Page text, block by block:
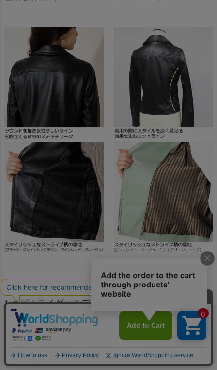
詳細画像コメント
1.ダブルライダースデザインの襟
2.袖口はファスナー付きで開閉可能
ファスナー